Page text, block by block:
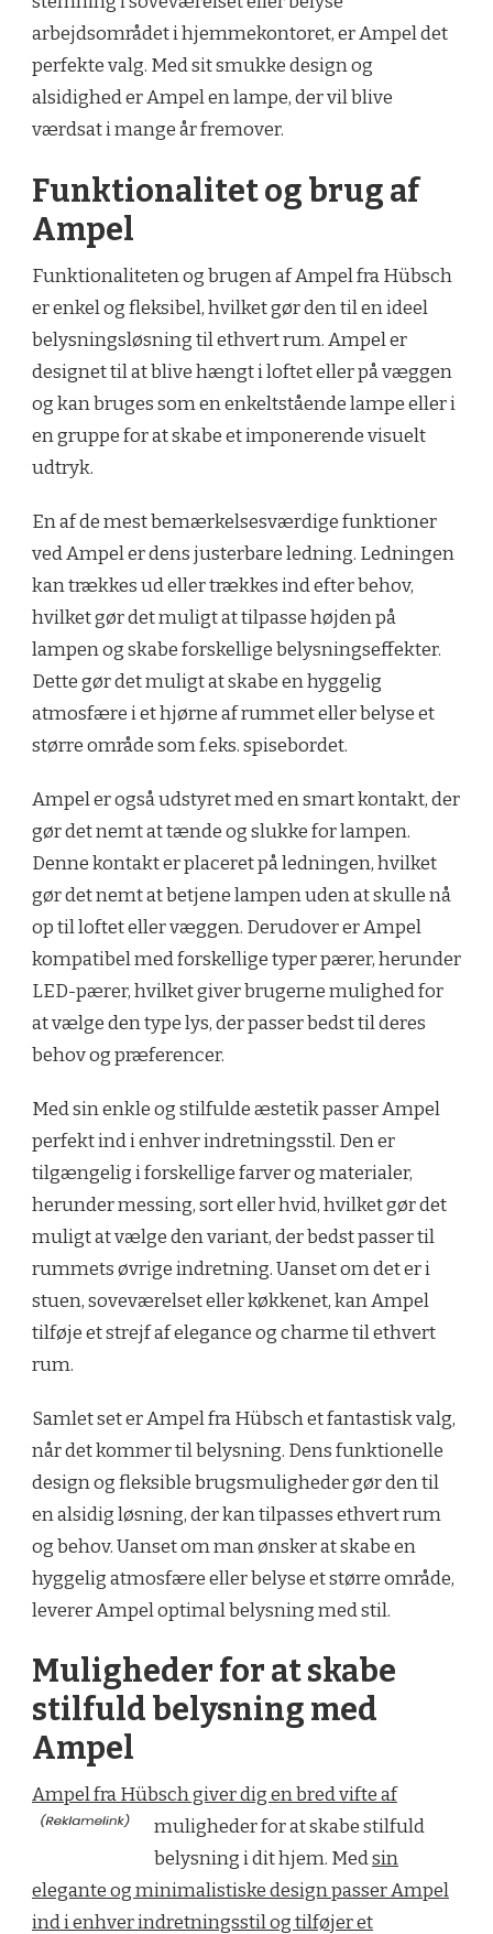
arbejdsområdet i hjemmekontoret, er Ampel det
perfekte valg. Med sit smukke design og
alsidighed er Ampel en lampe, der vil blive
værdsat i mange år fremover.
Funktionalitet og brug af
Ampel
Funktionaliteten og brugen af Ampel fra Hübsch
er enkel og fleksibel, hvilket gør den til en ideel
belysningsløsning til ethvert rum. Ampel er
designet til at blive hængt i loftet eller på væggen
og kan bruges som en enkeltstående lampe eller i
en gruppe for at skabe et imponerende visuelt
udtryk.
En af de mest bemærkelsesværdige funktioner
ved Ampel er dens justerbare ledning. Ledningen
kan trækkes ud eller trækkes ind efter behov,
hvilket gør det muligt at tilpasse højden på
lampen og skabe forskellige belysningseffekter.
Dette gør det muligt at skabe en hyggelig
atmosfære i et hjørne af rummet eller belyse et
større område som f.eks. spisebordet.
Ampel er også udstyret med en smart kontakt, der
gør det nemt at tænde og slukke for lampen.
Denne kontakt er placeret på ledningen, hvilket
gør det nemt at betjene lampen uden at skulle nå
op til loftet eller væggen. Derudover er Ampel
kompatibel med forskellige typer pærer, herunder
LED-pærer, hvilket giver brugerne mulighed for
at vælge den type lys, der passer bedst til deres
behov og præferencer.
Med sin enkle og stilfulde æstetik passer Ampel
perfekt ind i enhver indretningsstil. Den er
tilgængelig i forskellige farver og materialer,
herunder messing, sort eller hvid, hvilket gør det
muligt at vælge den variant, der bedst passer til
rummets øvrige indretning. Uanset om det er i
stuen, soveværelset eller køkkenet, kan Ampel
tilføje et strejf af elegance og charme til ethvert
rum.
Samlet set er Ampel fra Hübsch et fantastisk valg,
når det kommer til belysning. Dens funktionelle
design og fleksible brugsmuligheder gør den til
en alsidig løsning, der kan tilpasses ethvert rum
og behov. Uanset om man ønsker at skabe en
hyggelig atmosfære eller belyse et større område,
leverer Ampel optimal belysning med stil.
Muligheder for at skabe
stilfuld belysning med
Ampel
Ampel fra Hübsch giver dig en bred vifte af
muligheder for at skabe stilfuld
belysning i dit hjem. Medsin
elegante og minimalistiske design passer Ampel
ind i enhver indretningsstil og tilføjer et